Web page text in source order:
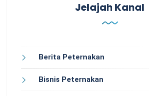
Jelajah Kanal
Berita Peternakan
Bisnis Peternakan